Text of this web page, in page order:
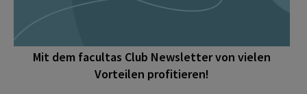
Mit dem facultas Club Newsletter von vielen
Vorteilen profitieren!